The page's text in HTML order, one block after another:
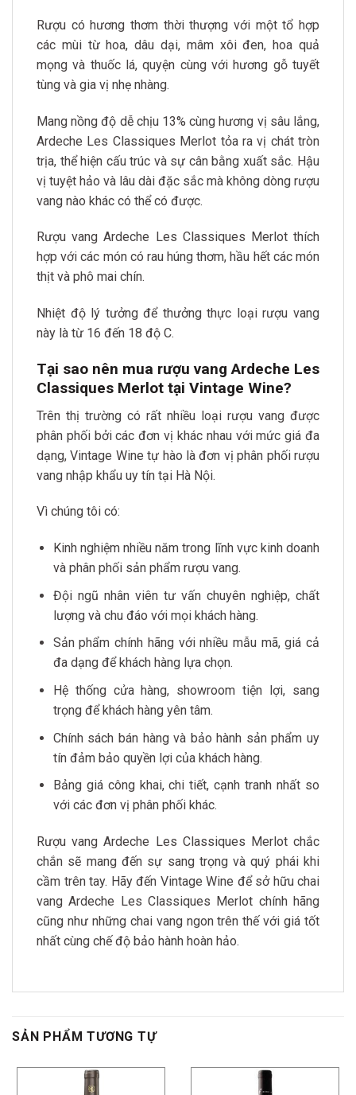
Rượu có hương thơm thời thượng với một tổ hợp
các mùi từ hoa, dâu dại, mâm xôi đen, hoa quả
mọng và thuốc lá, quyện cùng với hương gỗ tuyết
tùng và gia vị nhẹ nhàng.
Mang nồng độ dễ chịu 13% cùng hương vị sâu lắng,
Ardeche Les Classiques Merlot tỏa ra vị chát tròn
trịa, thể hiện cấu trúc và sự cân bằng xuất sắc. Hậu
vị tuyệt hảo và lâu dài đặc sắc mà không dòng rượu
vang nào khác có thể có được.
Rượu vang Ardeche Les Classiques Merlot thích
hợp với các món có rau húng thơm, hầu hết các món
thịt và phô mai chín.
Nhiệt độ lý tưởng để thưởng thực loại rượu vang
này là từ 16 đến 18 độ C.
Tại sao nên mua rượu vang Ardeche Les
Classiques Merlot tại Vintage Wine?
Trên thị trường có rất nhiều loại rượu vang được
phân phối bởi các đơn vị khác nhau với mức giá đa
dạng, Vintage Wine tự hào là đơn vị phân phối rượu
vang nhập khẩu uy tín tại Hà Nội.
Vì chúng tôi có:
Kinh nghiệm nhiều năm trong lĩnh vực kinh doanh
và phân phối sản phẩm rượu vang.
Đội ngũ nhân viên tư vấn chuyên nghiệp, chất
lượng và chu đáo với mọi khách hàng.
Sản phẩm chính hãng với nhiều mẫu mã, giá cả
đa dạng để khách hàng lựa chọn.
Hệ thống cửa hàng, showroom tiện lợi, sang
trọng để khách hàng yên tâm.
Chính sách bán hàng và bảo hành sản phẩm uy
tín đảm bảo quyền lợi của khách hàng.
Bảng giá công khai, chi tiết, cạnh tranh nhất so
với các đơn vị phân phối khác.
Rượu vang Ardeche Les Classiques Merlot chắc
chắn sẽ mang đến sự sang trọng và quý phái khi
cầm trên tay. Hãy đến Vintage Wine để sở hữu chai
vang Ardeche Les Classiques Merlot chính hãng
cũng như những chai vang ngon trên thế với giá tốt
nhất cùng chế độ bảo hành hoàn hảo.
SẢN PHẨM TƯƠNG TỰ